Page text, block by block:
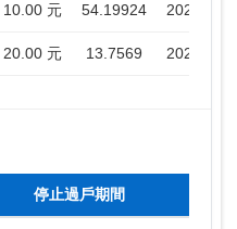
10.00 元 54.19924 2022-12-
20.00 元 13.7569 2022-10-
停止過戶期間